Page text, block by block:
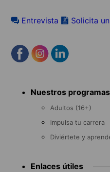
Entrevista Solicita
menu Nuestros programas
Adultos (16+)
Impulsa tu carrera
Diviértete y
Enlaces útiles